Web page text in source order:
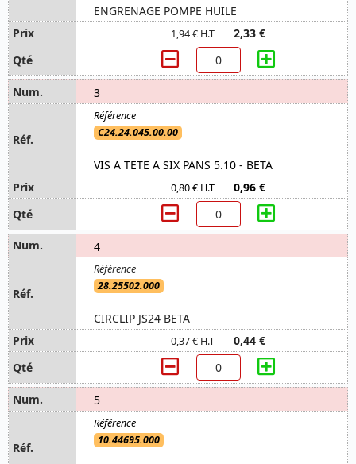
ENGRENAGE POMPE HUILE
1,94 € H.T 2,33 €
3
C24.24.045.00.00
VIS A TETE A SIX PANS 5.10 - BETA
0,80 € H.T 0,96 €
4
28.25502.000
CIRCLIP JS24 BETA
0,37 € H.T 0,44 €
5
10.44695.000